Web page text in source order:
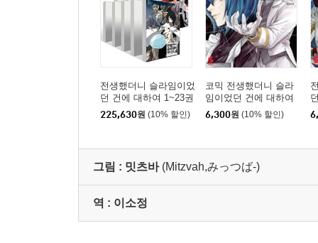
전생했더니 슬라임이었
던 건에 대하여 1~23권
세트
225,630원 (10% 할인)
코믹 전생했더니 슬라
임이었던 건에 대하여
클레이만 REVENGE 3
6,300원 (10% 할인)
그림 : 밋츠바 (Mitzvah,みっつば-)
역 : 이소정